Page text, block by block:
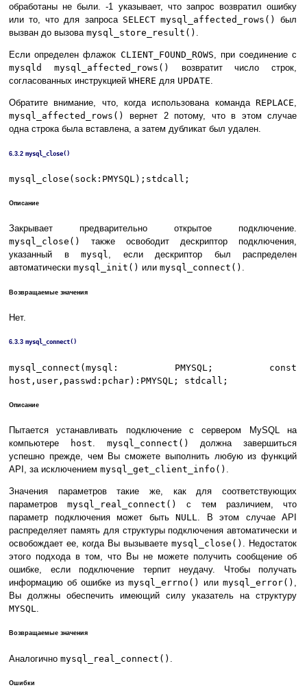
обработаны не были. -1 указывает, что запрос возвратил ошибку
или то, что для запроса SELECT mysql_affected_rows()
был
вызван до вызова mysql_store_result() .
Если определен флажок CLIENT_FOUND_ROWS, при соединение с
mysqld
mysql_affected_rows()
возвратит число строк,
согласованных инструкцией WHERE для UPDATE.
Обратите внимание, что, когда использована команда REPLACE,
mysql_affected_rows()
вернет 2 потому, что в этом случае
одна строка была вставлена, а затем дубликат был удален.
6.3.2 mysql_close()
mysql_close(sock:PMYSQL);stdcall;
Описание
Закрывает предварительно открытое подключение.
mysql_close()
также освободит дескриптор подключения,
указанный в mysql, если дескриптор был распределен
автоматически mysql_init() или mysql_connect() .
Возвращаемые значения
Нет.
6.3.3 mysql_connect()
mysql_connect(mysql: PMYSQL; const
host,user,passwd:pchar):PMYSQL; stdcall;
Описание
Пытается устанавливать подключение с сервером MySQL на
компьютере
host. mysql_connect()
должна завершиться
успешно прежде, чем Вы сможете выполнить любую из функций
API, за исключением mysql_get_client_info() .
Значения параметров такие же, как для соответствующих
параметровmysql_real_connect()
с тем различием, что
параметр подключения может быть NULL. В этом случае API
распределяет память для структуры подключения автоматически и
освобождает ее, когда Вы вызываете mysql_close() . Недостаток
этого подхода в том, что Вы не можете получить сообщение об
ошибке, если подключение терпит неудачу. Чтобы получать
информацию об ошибке из mysql_errno() или mysql_error() ,
Вы должны обеспечить имеющий силу указатель на структуру
MYSQL.
Возвращаемые значения
Аналогично mysql_real_connect()
Ошибки